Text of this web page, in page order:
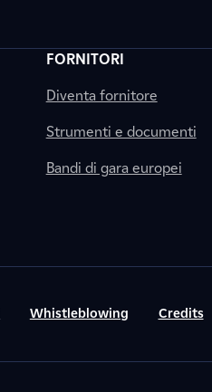
FORNITORI
Diventa fornitore
Strumenti e documenti
Bandi di gara europei
Whistleblowing Credits